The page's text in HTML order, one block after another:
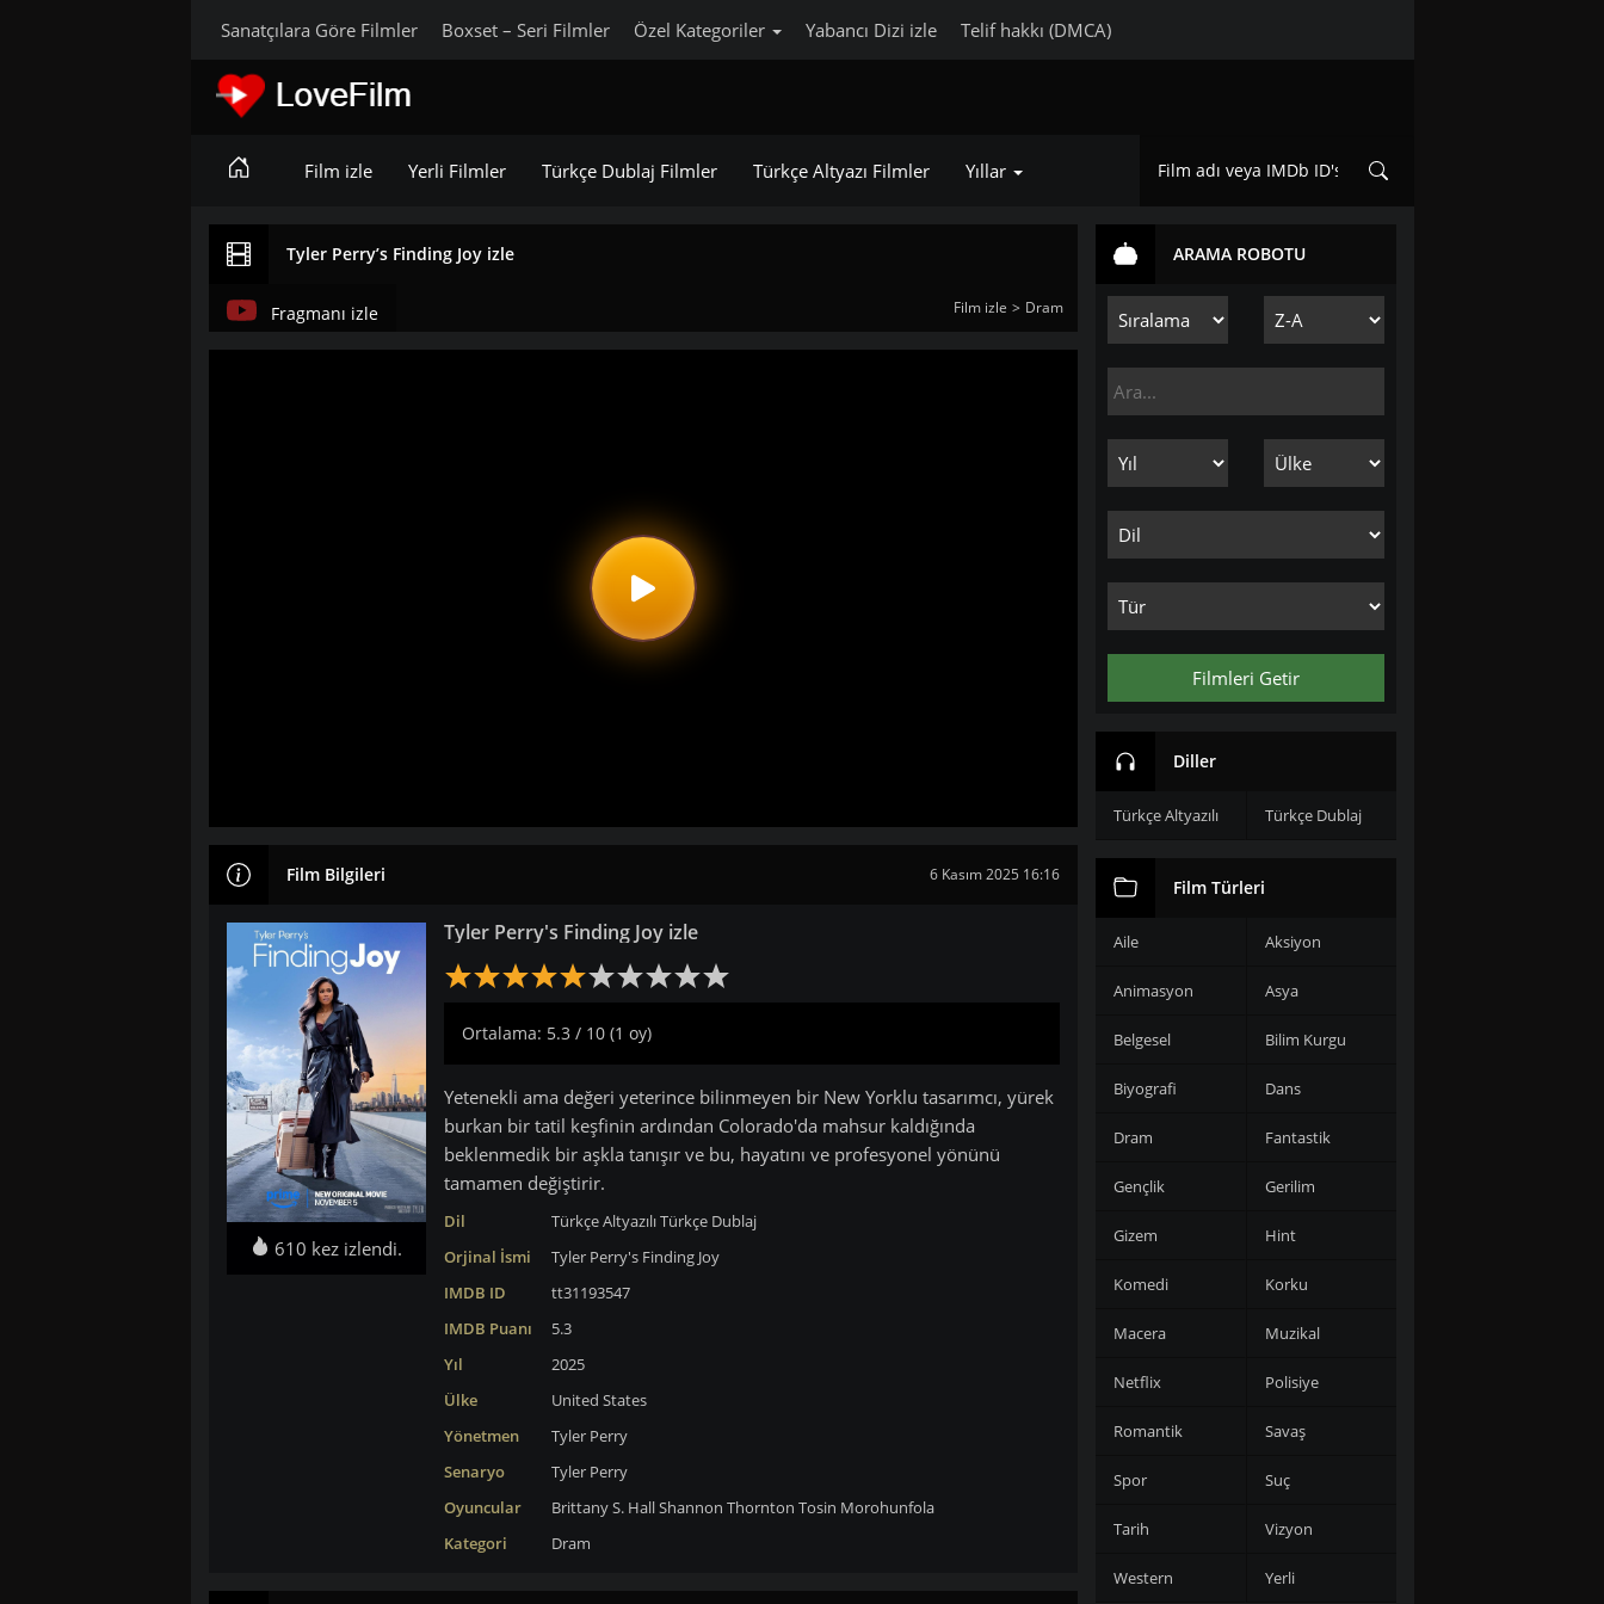
Sanatçılara Göre Filmler Boxset – Seri Filmler Özel Kategoriler Yabancı Dizi izle Telif hakkı (DMCA)
Film izle Yerli Filmler Türkçe Dublaj Filmler Türkçe Altyazı Filmler Yıllar
Tyler Perry’s Finding Joy izle
Film izle Dram
Fragmanı izle
Film Bilgileri 6 Kasım 2025 16:16
610 kez izlendi.
Tyler Perry's Finding Joy izle
Ortalama: 5.3 / 10 (1 oy)
Yetenekli ama değeri yeterince bilinmeyen bir New Yorklu tasarımcı, yürek
burkan bir tatil keşfinin ardından Colorado'da mahsur kaldığında
beklenmedik bir aşkla tanışır ve bu, hayatını ve profesyonel yönünü
tamamen değiştirir.
Dil Türkçe AltyazılıTürkçe Dublaj
Orjinal İsmi
Tyler Perry's Finding Joy
IMDB ID
tt31193547
IMDB Puanı
5.3
Yıl
2025
Ülke
United States
Yönetmen
Tyler Perry
Senaryo
Tyler Perry
Oyuncular
Brittany S. HallShannon Thornton Tosin Morohunfola
Kategori
Dram
ARAMA ROBOTU
Filmleri Getir
Diller
Türkçe Altyazılı Türkçe Dublaj
Film Türleri
Aile Aksiyon
Animasyon Asya
Belgesel Bilim Kurgu
Biyografi Dans
Dram Fantastik
Gençlik Gerilim
Gizem Hint
Komedi Korku
Macera Muzikal
Netflix Polisiye
Romantik Savaş
Spor Suç
Tarih Vizyon
Western Yerli